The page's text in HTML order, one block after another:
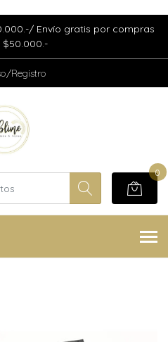
Envío gratis por compras
$50.000.-
Registro
0